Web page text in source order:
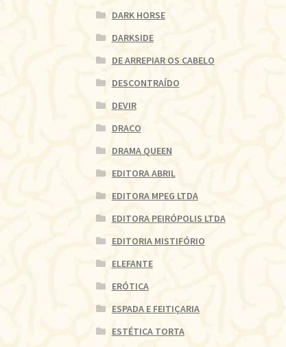
DARK HORSE
DARKSIDE
DE ARREPIAR OS CABELO
DESCONTRAÍDO
DEVIR
DRACO
DRAMA QUEEN
EDITORA ABRIL
EDITORA MPEG LTDA
EDITORA PEIRÓPOLIS LTDA
EDITORIA MISTIFÓRIO
ELEFANTE
ERÓTICA
ESPADA E FEITIÇARIA
ESTÉTICA TORTA